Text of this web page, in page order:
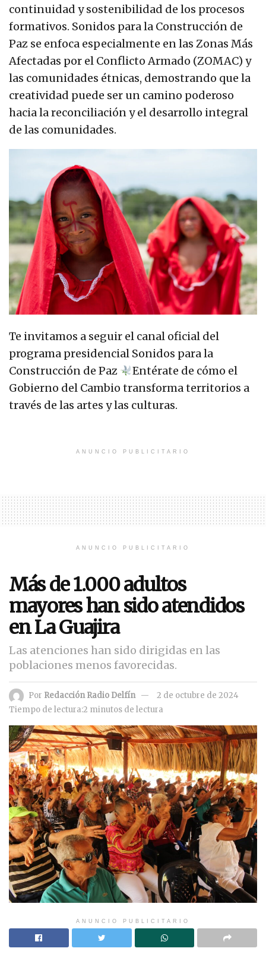
continuidad y sostenibilidad de los procesos
formativos. Sonidos para la Construcción de
Paz se enfoca especialmente en las Zonas Más
Afectadas por el Conflicto Armado (ZOMAC) y
las comunidades étnicas, demostrando que la
creatividad puede ser un camino poderoso
hacia la reconciliación y el desarrollo integral
de las comunidades.
Te invitamos a seguir el canal oficial del
programa presidencial Sonidos para la
Construcción de Paz
Entérate de cómo el
Gobierno del Cambio transforma territorios a
través de las artes y las culturas.
ANUNCIO PUBLICITARIO
ANUNCIO PUBLICITARIO
Más de 1.000 adultos
mayores han sido atendidos
en La Guajira
Las atenciones han sido dirigidas en las
poblaciones menos favorecidas.
Por Redacción Radio Delfín
2 de octubre de 2024
Tiempo de lectura:2 minutos de lectura
ANUNCIO PUBLICITARIO